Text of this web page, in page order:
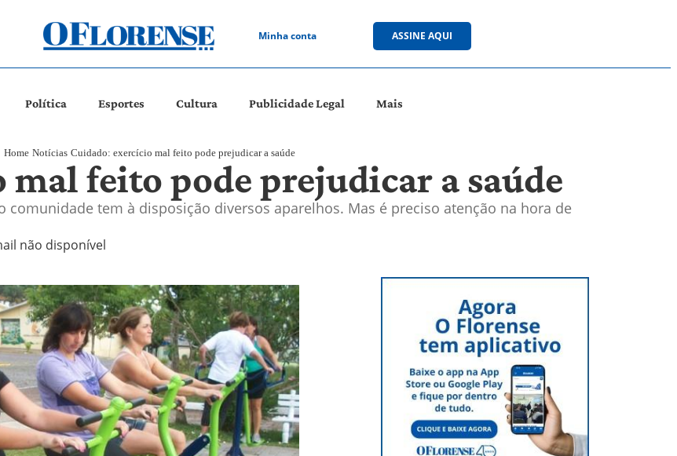
Minha conta ASSINE AQUI
Política Esportes Cultura Publicidade Legal Mais
Home Notícias Cuidado: exercício mal feito pode prejudicar a saúde
mal feito pode prejudicar a saúde
comunidade tem à disposição diversos aparelhos. Mas é preciso atenção na hora de
não disponível